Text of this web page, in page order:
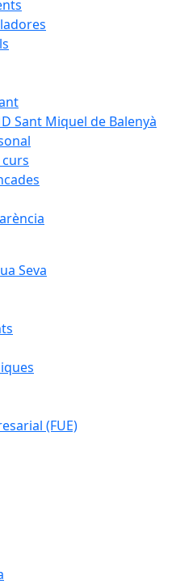
Sant Miquel de Balenyà
Seva
(FUE)